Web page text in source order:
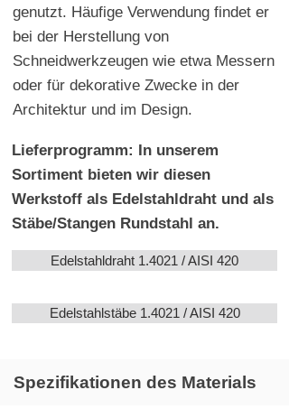
genutzt. Häufige Verwendung findet er
bei der Herstellung von
Schneidwerkzeugen wie etwa Messern
oder für dekorative Zwecke in der
Architektur und im Design.
Lieferprogramm: In unserem
Sortiment bieten wir diesen
Werkstoff als Edelstahldraht und als
Stäbe/Stangen Rundstahl an.
Edelstahldraht 1.4021 / AISI 420
Edelstahlstäbe 1.4021 / AISI 420
Spezifikationen des Materials